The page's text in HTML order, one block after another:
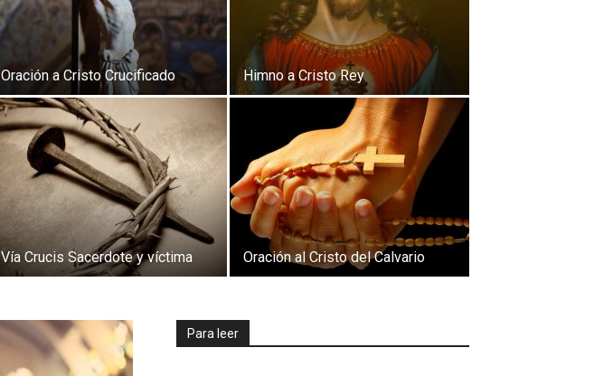
Oración a Cristo Crucificado Himno a Cristo Rey
Vía Crucis Sacerdote y víctima Oración al Cristo del Calvario
Para leer